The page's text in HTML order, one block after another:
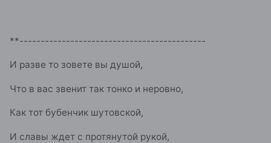
**--------------------------------------------
И разве то зовете вы душой,
Что в вас звенит так тонко и неровно,
Как тот бубенчик шутовской,
И славы ждет с протянутой рукой,